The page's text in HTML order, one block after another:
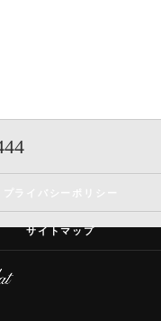
サイトマップ